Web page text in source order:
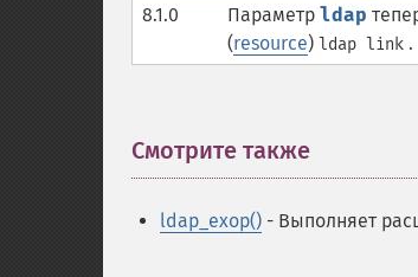
8.1.0
Параметр ldap
(resource) ldap link .
Смотрите также
ldap_exop() - Выполняет